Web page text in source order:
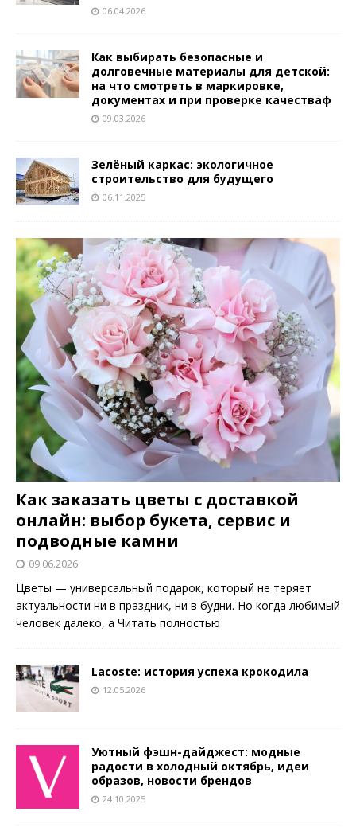
06.04.2026
Как выбирать безопасные и
долговечные материалы для детской:
на что смотреть в маркировке,
документах и при проверке качестваф
09.03.2026
Зелёный каркас: экологичное
строительство для будущего
06.11.2025
Как заказать цветы с доставкой
онлайн: выбор букета, сервис и
подводные камни
09.06.2026
Цветы — универсальный подарок, который не теряет
актуальности ни в праздник, ни в будни. Но когда любимый
человек далеко, а Читать полностью
Lacoste: история успеха крокодила
12.05.2026
Уютный фэшн-дайджест: модные
радости в холодный октябрь, идеи
образов, новости брендов
24.10.2025